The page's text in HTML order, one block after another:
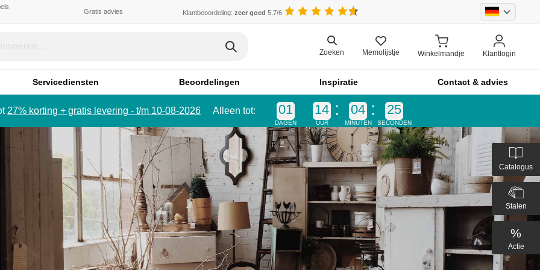
Gratis advies Klantbeoordeling: zeer goed 5.7/6
Zoeken Memolijstje Winkelmandje Klantlogin
Servicediensten Beoordelingen Inspiratie Contact & advies
Catalogus
Stalen
%
Actie
27% korting + gratis levering - t/m 10-08-2026 Alleen tot: 01
DAGEN
14
UUR
04
MINUTEN
24
SECONDEN